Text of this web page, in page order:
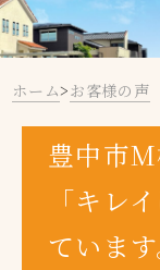
ホーム>お客様の声
豊中市
「キレ
ていま